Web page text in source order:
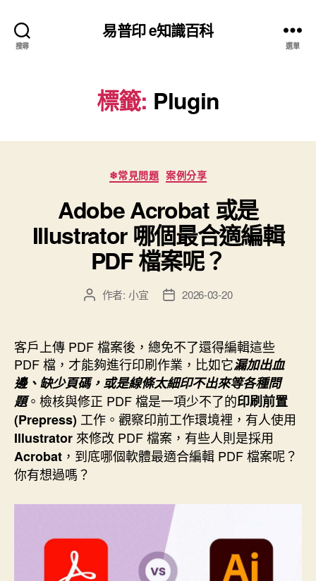
搜尋
易普印 e知識百科
選單
標籤: Plugin
分
類
❄常見問題 案例分享
Adobe Acrobat 或是
Illustrator 哪個最合適編輯
PDF 檔案呢？
文
者
作者: 小宜
文
佈
日
期
2026-03-20
客戶上傳 PDF 檔案後，總免不了還得編輯這些
PDF 檔，才能夠進行印刷作業，比如它漏加出血
邊、缺少頁碼，或是線條太細印不出來等各種問
題。檢核與修正 PDF 檔是一項少不了的印刷前置
(Prepress) 工作。觀察印前工作環境裡，有人使用
Illustrator 來修改 PDF 檔案，有些人則是採用
Acrobat ，到底哪個軟體最適合編輯 PDF 檔案呢？
你有想過嗎？